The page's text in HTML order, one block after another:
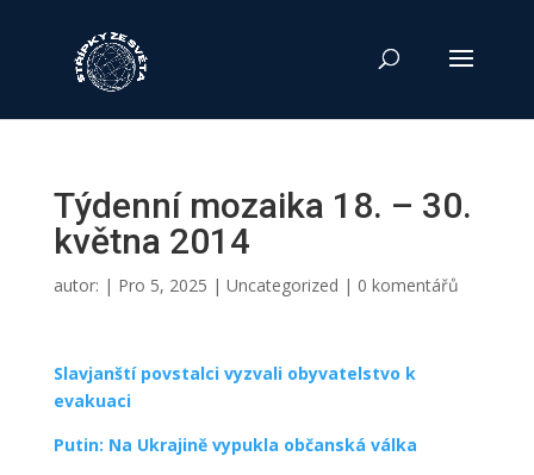
Týdenní mozaika 18. – 30.
května 2014
autor: | Pro 5, 2025 | Uncategorized | 0 komentářů
Slavjanští povstalci vyzvali obyvatelstvo k
evakuaci
Putin: Na Ukrajině vypukla občanská válka